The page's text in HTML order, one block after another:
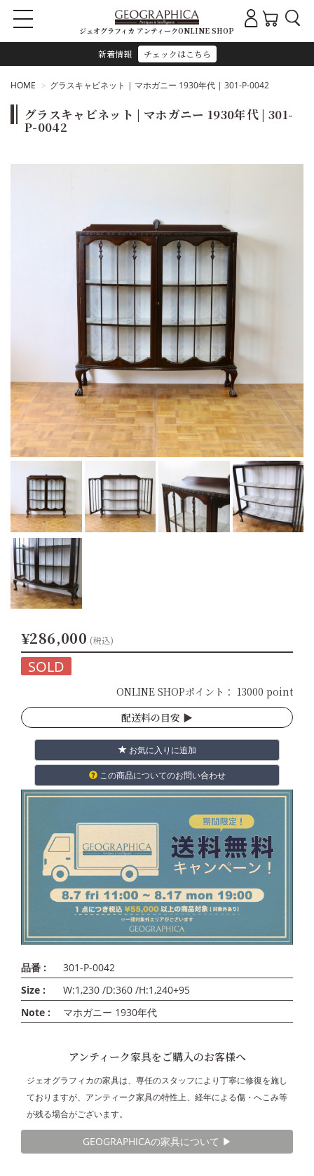
新着情報 チェックはこちら
ジェオグラフィカ アンティークONLINE SHOP
HOME グラスキャビネット | マホガニー 1930年代 | 301-P-0042
グラスキャビネット | マホガニー 1930年代 | 301-
P-0042
¥286,000 (税込)
SOLD
ONLINE SHOPポイント： 13000 point
配送料の目安 ▶︎
お気に入りに追加
この商品についてのお問い合わせ
品番 :
301-P-0042
Size :
W:1,230 /D:360 /H:1,240+95
Note :
マホガニー 1930年代
アンティーク家具をご購入のお客様へ
ジェオグラフィカの家具は、専任のスタッフにより丁寧に修復を施し
ておりますが、アンティーク家具の特性上、経年による傷・へこみ等
が残る場合がございます。
GEOGRAPHICAの家具について ▶︎